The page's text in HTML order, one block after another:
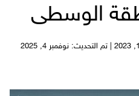
الوسطى